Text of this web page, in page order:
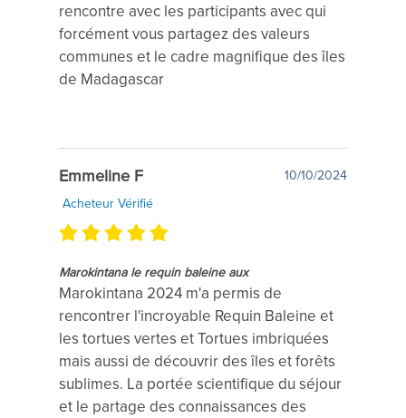
rencontre avec les participants avec qui
forcément vous partagez des valeurs
communes et le cadre magnifique des îles
de Madagascar
Emmeline F
10/10/2024
Acheteur Vérifié
Marokintana le requin baleine aux
Marokintana 2024 m'a permis de
rencontrer l'incroyable Requin Baleine et
les tortues vertes et Tortues imbriquées
mais aussi de découvrir des îles et forêts
sublimes. La portée scientifique du séjour
et le partage des connaissances des